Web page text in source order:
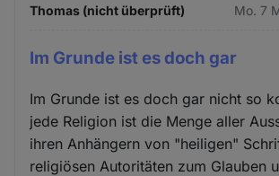
Thomas (nicht überprüft) Mo. 7
Im Grunde ist es doch gar
Im Grunde ist es doch gar nicht so
jede Religion ist die Menge aller
ihren Anhängern von "heiligen"
religiösen Autoritäten zum Glauben